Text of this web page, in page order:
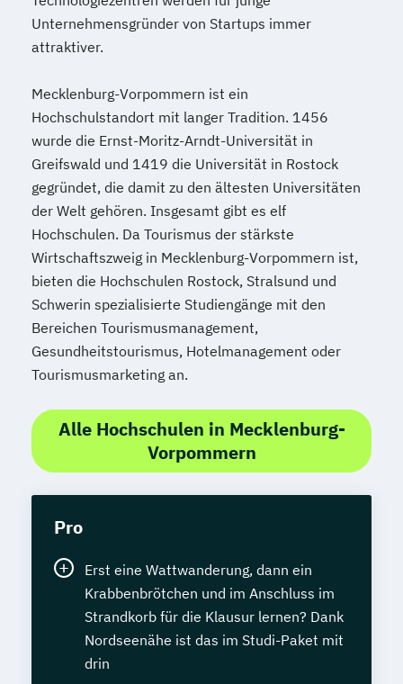
Unternehmensgründer von Startups immer
attraktiver.
Mecklenburg-Vorpommern ist ein
Hochschulstandort mit langer Tradition. 1456
wurde die Ernst-Moritz-Arndt-Universität in
Greifswald und 1419 die Universität in Rostock
gegründet, die damit zu den ältesten Universitäten
der Welt gehören. Insgesamt gibt es elf
Hochschulen. Da Tourismus der stärkste
Wirtschaftszweig in Mecklenburg-Vorpommern ist,
bieten die Hochschulen Rostock, Stralsund und
Schwerin spezialisierte Studiengänge mit den
Bereichen Tourismusmanagement,
Gesundheitstourismus, Hotelmanagement oder
Tourismusmarketing an.
Alle Hochschulen in Mecklenburg-
Vorpommern
Pro
Erst eine Wattwanderung, dann ein
Krabbenbrötchen und im Anschluss im
Strandkorb für die Klausur lernen? Dank
Nordseenähe ist das im Studi-Paket mit
drin